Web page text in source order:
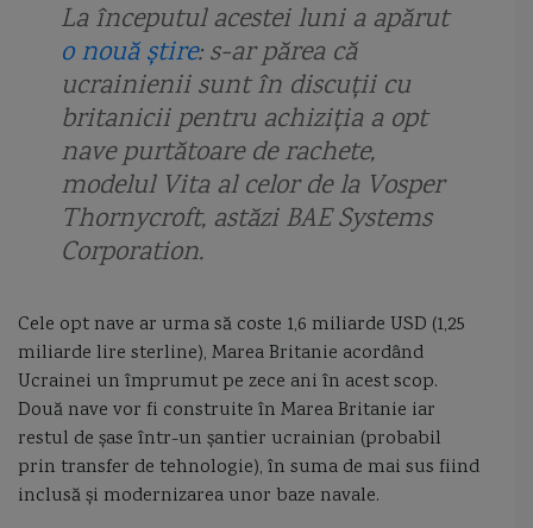
corveta Sigma 10514 corveta Tetal I corveta Tetal I 260
corveta Tetal II Corveta Vasily Bykov crevace Crimeea
Crucisator crucisatorul elisabeta
crucisatorul Maresal Ustinov cuirasatul Potemkin cuter
Cutty Sark Dacia Damen
DDG 1001 DDG 51 Arleigh Burke dhow diplomatia canonierelor
Directia Hidrografica Maritima director de tir distrugatoarele tip M
distrugator Distrugator Arleigh Burke Flight III distrugator Lider
La începutul acestei luni a apărut
o nouă știre: s-ar părea că
ucrainienii sunt în discuții cu
britanicii pentru achiziția a opt
nave purtătoare de rachete,
modelul Vita al celor de la Vosper
Thornycroft, astăzi BAE Systems
Corporation.
Cele opt nave ar urma să coste 1,6 miliarde USD (1,25
miliarde lire sterline), Marea Britanie acordând
Ucrainei un împrumut pe zece ani în acest scop.
Două nave vor fi construite în Marea Britanie iar
restul de șase într-un șantier ucrainian (probabil
prin transfer de tehnologie), în suma de mai sus fiind
inclusă și modernizarea unor baze navale.